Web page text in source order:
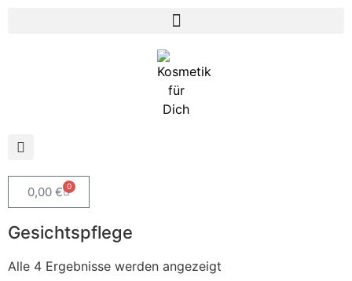
0,00 € 0
Gesichtspflege
Alle 4 Ergebnisse werden angezeigt